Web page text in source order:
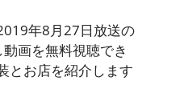
年8月27日放送の
動画を無料視聴でき
とお店を紹介します